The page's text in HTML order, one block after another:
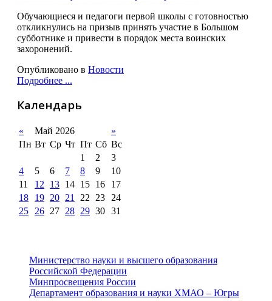
Обучающиеся и педагоги первой школы с готовностью
откликнулись на призыв принять участие в Большом
субботнике и привести в порядок места воинских
захоронений.
Опубликовано в Новости
Подробнее ...
Календарь
« Май 2026
»
Пн Вт Ср Чт Пт Сб Вс
1
2
3
4
5 6 7 8 9
10
11
12 13 14 15 16
17
18
19 20 21 22 23
24
25
26 27 28 29 30 31
Министерство науки и высшего образования
Российской Федерации
Минпросвещения России
Департамент образования и науки ХМАО – Югры